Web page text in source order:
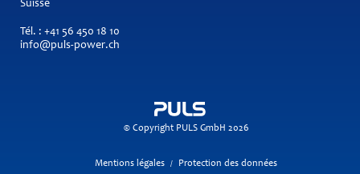
Suisse
Tél. : +41 56 450 18 10
info@puls-power.ch
© Copyright PULS GmbH 2026
Mentions légales / Protection des données